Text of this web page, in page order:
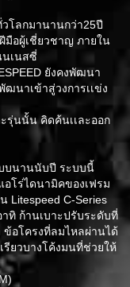
วโลกมานานกว่า25ปี
มือผู้เชี่ยวชาญ ภายใน
นเนสซี่
ยังคงพัฒนา
นาเข้าสู่วงการเเข่ง
รุ่นนั้น คิดค้นเเละออก
บบนานนับปี ระบบนี้
โร่ไดนามิคของเฟรม
Litespeed C-Series
ทิ ก้านเบาะปรับระดับที่
อโครงที่ลมไหลผ่านได้
รียวบางโค้งมนที่ช่วยให้